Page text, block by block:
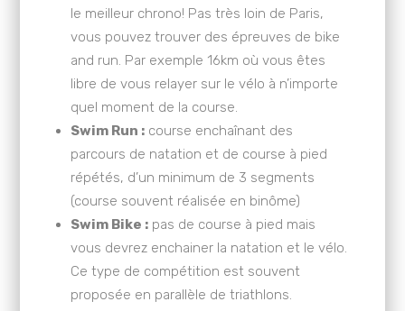
le meilleur chrono! Pas très loin de Paris,
vous pouvez trouver des épreuves de bike
and run. Par exemple 16km où vous êtes
libre de vous relayer sur le vélo à n’importe
quel moment de la course.
Swim Run :course enchaînant des
parcours de natation et de course à pied
répétés, d’un minimum de 3 segments
(course souvent réalisée en binôme)
Swim Bike :pas de course à pied mais
vous devrez enchainer la natation et le vélo.
Ce type de compétition est souvent
proposée en parallèle de triathlons.